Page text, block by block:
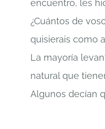
encuentro, les
¿Cuántos de
quisierais como
La mayoría
natural que
Algunos decían